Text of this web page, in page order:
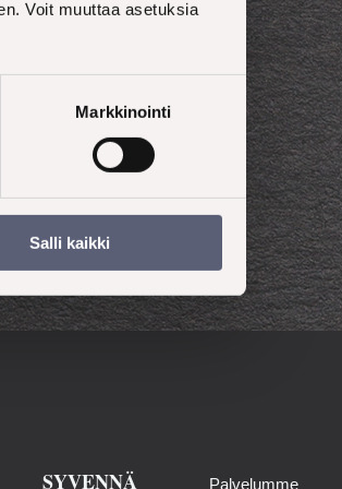
Voit muuttaa asetuksia
Markkinointi
Salli kaikki
SYVENNÄ Palvelumme